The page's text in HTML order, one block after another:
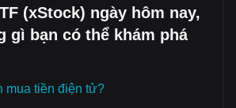
(xStock) ngày hôm nay,
gì bạn có thể khám phá
mua tiền điện tử?